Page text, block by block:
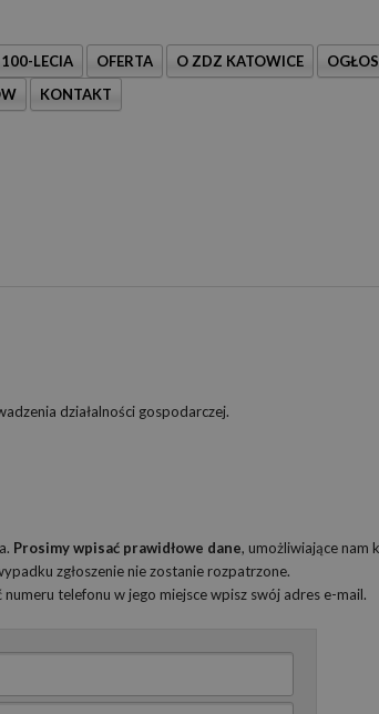
LECIA OFERTA O ZDZ KATOWICE
KONTAKT
działalności gospodarczej.
Prosimy wpisać prawidłowe dane, umożliwiające nam
zgłoszenie nie zostanie rozpatrzone.
telefonu w jego miejsce wpisz swój adres e-mail.